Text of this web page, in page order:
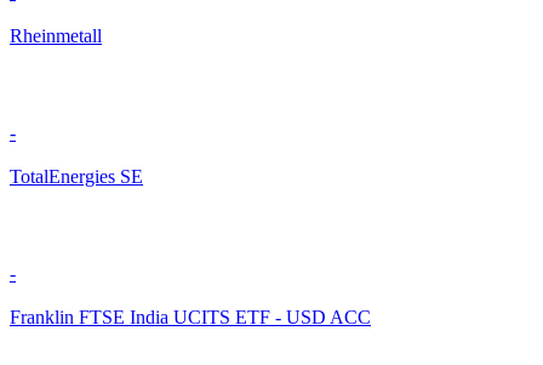
Rheinmetall
-
TotalEnergies SE
-
Franklin FTSE India UCITS ETF - USD ACC